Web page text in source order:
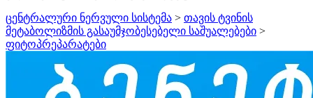
ცენტრალური ნერვული სისტემა > თავის ტვინის
მეტაბოლიზმის გასაუმჯობესებელი საშუალებები >
ფიტოპრეპარატები